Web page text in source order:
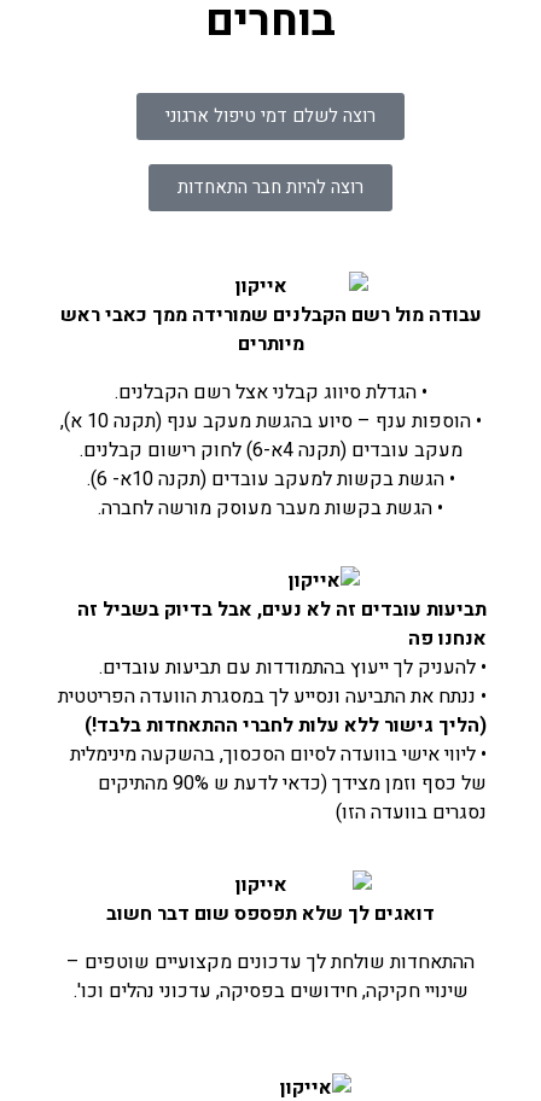
בוחרים
רוצה לשלם דמי טיפול ארגוני
רוצה להיות חבר התאחדות
עבודה מול רשם הקבלנים שמורידה ממך כאבי ראש
מיותרים
• הגדלת סיווג קבלני אצל רשם הקבלנים.
• הוספות ענף – סיוע בהגשת מעקב ענף (תקנה 10 א),
מעקב עובדים (תקנה 4א-6) לחוק רישום קבלנים.
• הגשת בקשות למעקב עובדים (תקנה 10א- 6).
• הגשת בקשות מעבר מעוסק מורשה לחברה.
תביעות עובדים זה לא נעים, אבל בדיוק בשביל זה
אנחנו פה
• להעניק לך ייעוץ בהתמודדות עם תביעות עובדים.
• ננתח את התביעה ונסייע לך במסגרת הוועדה הפריטטית
(הליך גישור ללא עלות לחברי ההתאחדות בלבד!)
• ליווי אישי בוועדה לסיום הסכסוך, בהשקעה מינימלית
של כסף וזמן מצידך (כדאי לדעת ש 90% מהתיקים
נסגרים בוועדה הזו)
דואגים לך שלא תפספס שום דבר חשוב
ההתאחדות שולחת לך עדכונים מקצועיים שוטפים –
שינויי חקיקה, חידושים בפסיקה, עדכוני נהלים וכו'.